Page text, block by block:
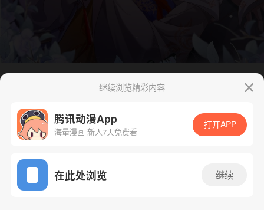
App免费看
腾漫App免费看
继续浏览精彩内容
腾讯动漫App
海量漫画 新人7天免费看
打开APP
在此处浏览 继续